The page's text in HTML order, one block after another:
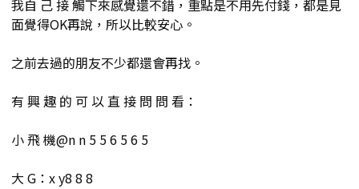
我自 己 接 觸下來感覺還不錯，重點是不用先付錢，都是見
面覺得OK再說，所以比較安心。
之前去過的朋友不少都還會再找。
有 興 趣 的 可 以 直 接 問 問 看：
小 飛 機@n n 5 5 6 5 6 5
大 G：x y8 8 8